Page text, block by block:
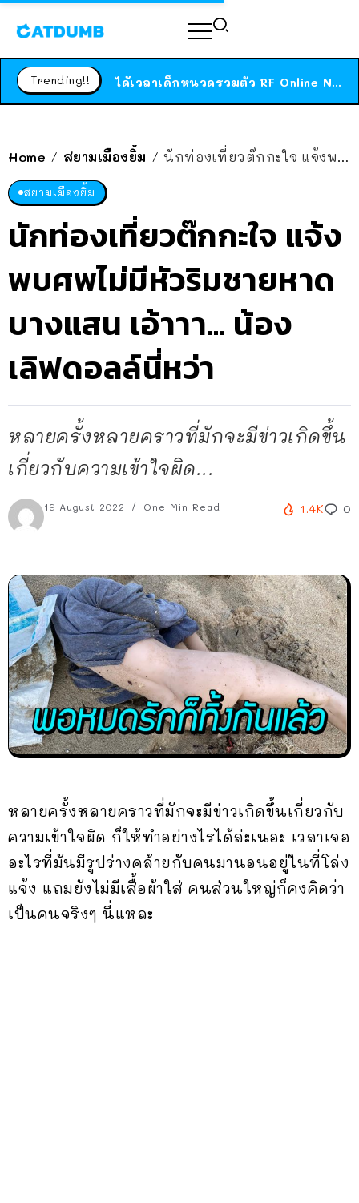
Trending!!
Home / สยามเมืองยิ้ม / นักท่องเที่ยวต๊กกะใจ แจ้งพบศพไม่มีหัวริมชายหาดบางแสน เอ้าาา… น้องเลิฟดอลล์นี่หว่า
สยามเมืองยิ้ม
นักท่องเที่ยวต๊กกะใจ แจ้ง
พบศพไม่มีหัวริมชายหาด
บางแสน เอ้าาา… น้อง
เลิฟดอลล์นี่หว่า
หลายครั้งหลายคราวที่มักจะมีข่าวเกิดขึ้น
เกี่ยวกับความเข้าใจผิด...
19 August 2022 One Min Read 1.4K 0
หลายครั้งหลายคราวที่มักจะมีข่าวเกิดขึ้นเกี่ยวกับ
ความเข้าใจผิด ก็ให้ทำอย่างไรได้ล่ะเนอะ เวลาเจอ
อะไรที่มันมีรูปร่างคล้ายกับคนมานอนอยู่ในที่โล่ง
แจ้ง แถมยังไม่มีเสื้อผ้าใส่ คนส่วนใหญ่ก็คงคิดว่า
เป็นคนจริงๆ นี่แหละ